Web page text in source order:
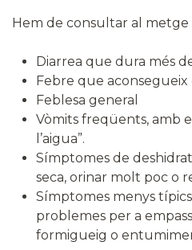
Hem de consultar al metge
Diarrea que dura més
Febre que aconsegueix
Feblesa general
Vòmits freqüents, amb
l’aigua”.
Símptomes de
seca, orinar molt poc o
Símptomes menys
problemes per a
formigueig o